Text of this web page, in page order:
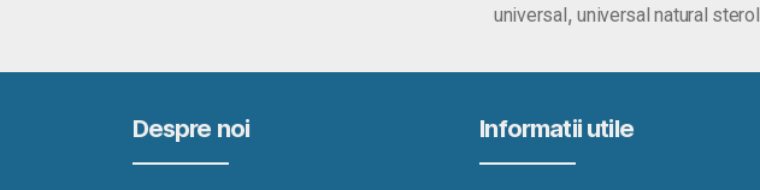
universal,universal natural sterol
Despre noi Informatii utile